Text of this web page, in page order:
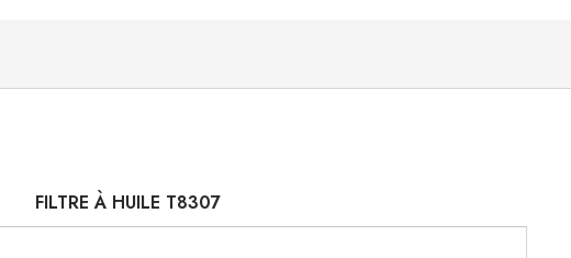
FILTRE À HUILE T8307